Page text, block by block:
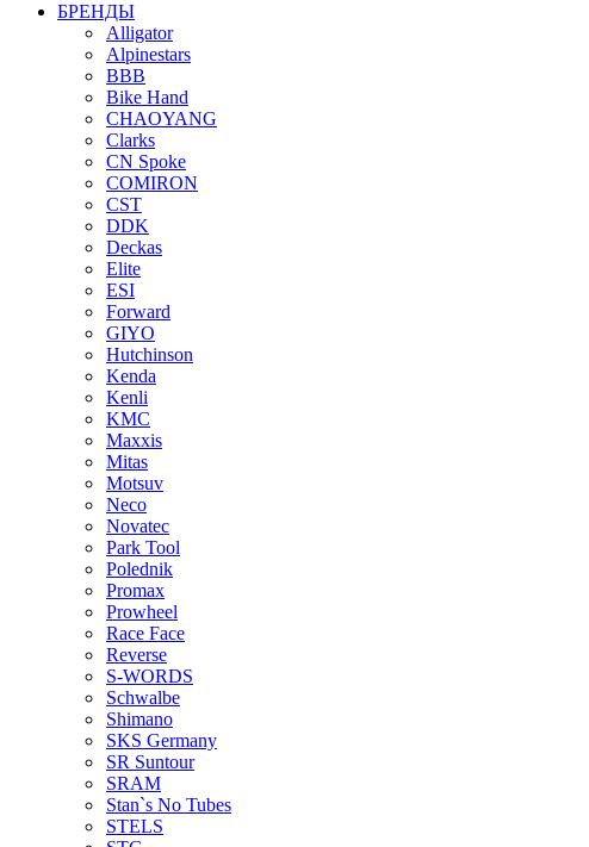
БРЕНДЫ
Alligator
Alpinestars
BBB
Bike Hand
CHAOYANG
Clarks
CN Spoke
COMIRON
CST
DDK
Deckas
Elite
ESI
Forward
GIYO
Hutchinson
Kenda
Kenli
KMC
Maxxis
Mitas
Motsuv
Neco
Novatec
Park Tool
Polednik
Promax
Prowheel
Race Face
Reverse
S-WORDS
Schwalbe
Shimano
SKS Germany
SR Suntour
SRAM
Stan`s No Tubes
STELS